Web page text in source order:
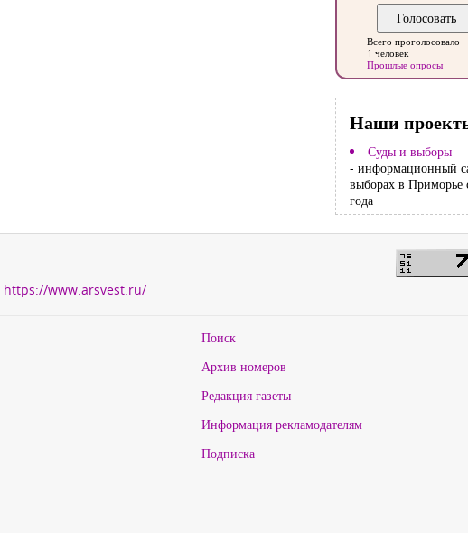
Всего проголосовало
1 человек
Прошлые опросы
Наши
Суды и выборы
- информационный
выборах в Приморье
года
https://www.arsvest.ru/
Поиск
Архив номеров
Редакция газеты
Информация рекламодателям
Подписка